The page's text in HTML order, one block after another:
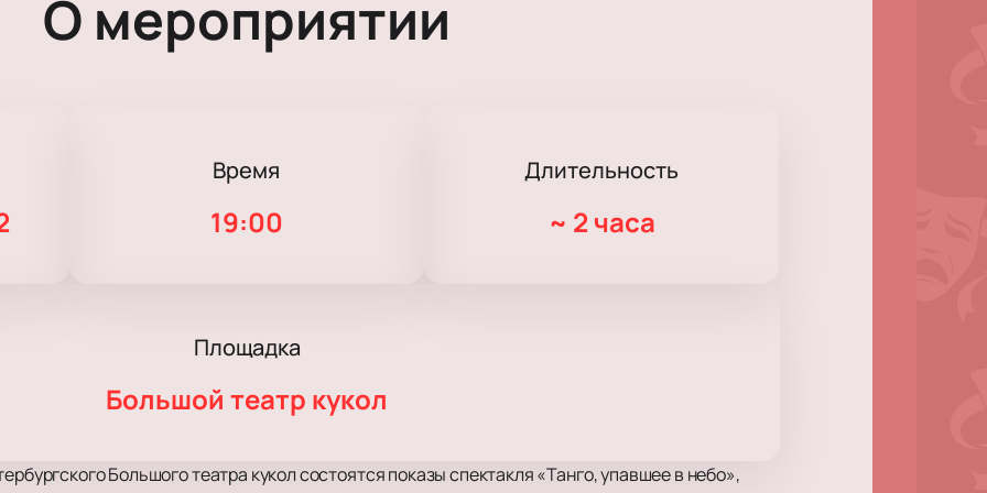
О мероприятии
Время
19:00
Длительность
~ 2 часа
Площадка
Большой театр кукол
Большого театра кукол состоятся показы спектакля «Танго, упавшее в небо»,